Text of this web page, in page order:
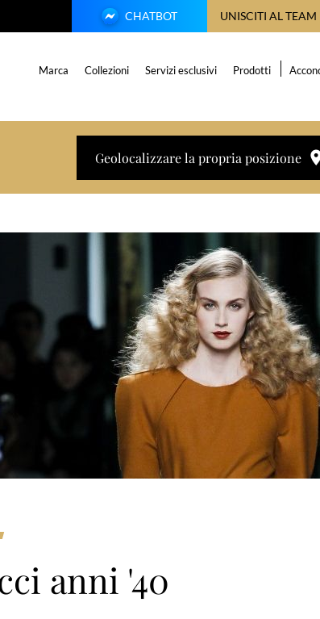
CHATBOT UNISCITI AL TEAM
Marca Collezioni Servizi esclusivi Prodotti
Geolocalizzare la propria posizione
anni '40